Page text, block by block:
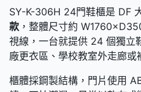
SY-K-306H 24門鞋櫃是 DF
款 ，整體尺寸約
視線，一台就提供 24 個獨立
廠更衣區、學校教室外走廊
櫃體採鋼製結構，門片使用